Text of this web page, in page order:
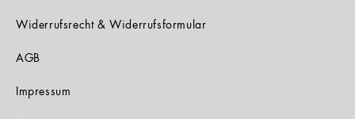
Widerrufsrecht & Widerrufsformular
AGB
Impressum